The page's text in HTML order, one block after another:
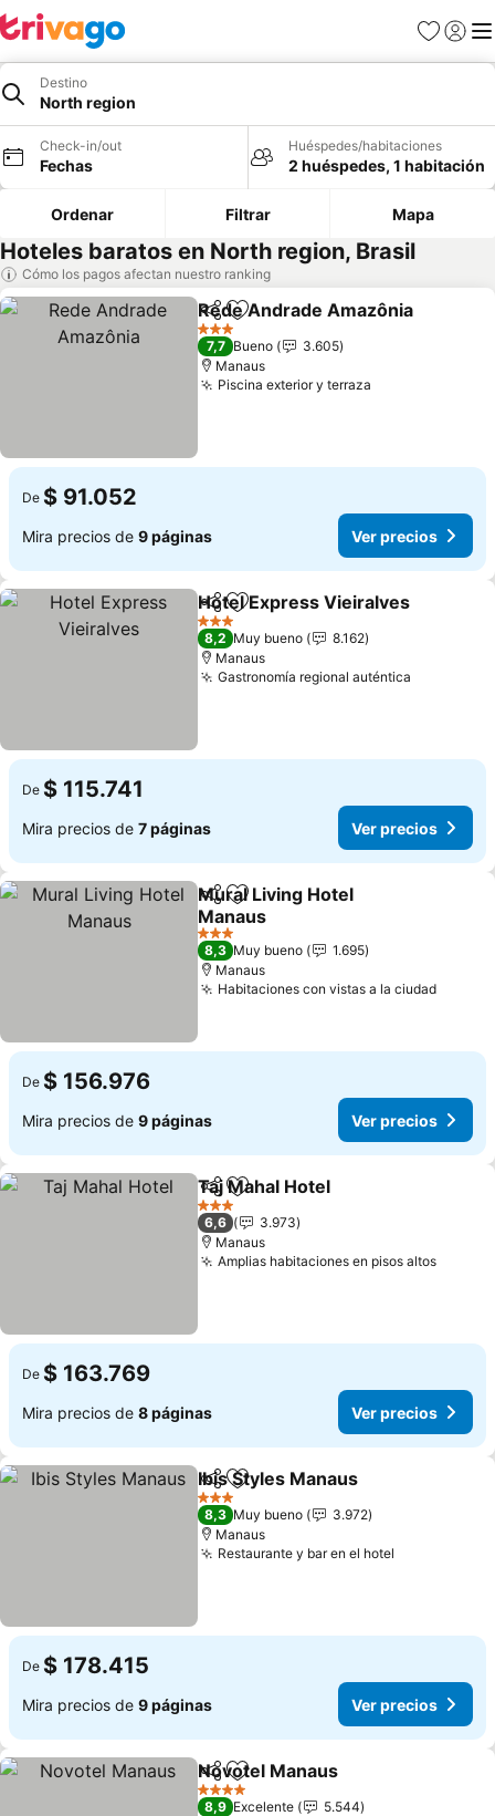
Favoritos
Iniciar
Destino
North region
Check-in/out
Fechas
Huéspedes/habitaciones
2 huéspedes, 1 habitación
Ordenar Filtrar Mapa
Hoteles baratos en North region, Brasil
Cómo los pagos afectan nuestro ranking
CompartirAgregar a favoritos
Rede Andrade Amazônia
3 Estrellas
7,7 Bueno
3.605
Manaus
Piscina exterior y terraza
De $ 91.052
Mira precios de 9 páginas Ver precios
CompartirAgregar a favoritos
Hotel Express Vieiralves
3 Estrellas
8,2 Muy bueno
8.162
Manaus
Gastronomía regional auténtica
De $ 115.741
Mira precios de 7 páginas Ver precios
CompartirAgregar a favoritos
Mural Living Hotel
Manaus
3 Estrellas
8,3 Muy bueno
1.695
Manaus
Habitaciones con vistas a la ciudad
De $ 156.976
Mira precios de 9 páginas Ver precios
Compartir
Agregar a favoritos
Taj Mahal Hotel
3 Estrellas
6,6
3.973
Manaus
Amplias habitaciones en pisos altos
De $ 163.769
Mira precios de 8 páginas Ver precios
CompartirAgregar a favoritos
Ibis Styles Manaus
3 Estrellas
8,3 Muy bueno
3.972
Manaus
Restaurante y bar en el hotel
De $ 178.415
Mira precios de 9 páginas Ver precios
CompartirAgregar a favoritos
Novotel Manaus
4 Estrellas
8,9 Excelente
5.544